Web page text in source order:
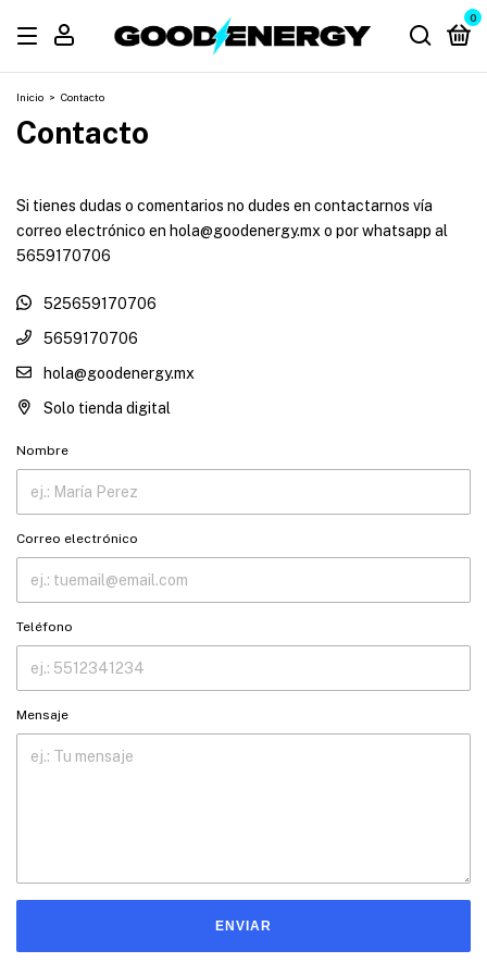
0
Inicio > Contacto
Contacto
Si tienes dudas o comentarios no dudes en contactarnos vía
correo electrónico en hola@goodenergy.mx o por whatsapp al
5659170706
525659170706
5659170706
hola@goodenergy.mx
Solo tienda digital
Nombre
Correo electrónico
Teléfono
Mensaje
ENVIAR